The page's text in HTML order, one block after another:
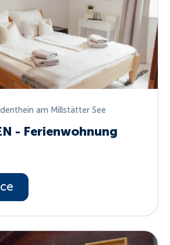
am Millstätter See
- Ferienwohnung